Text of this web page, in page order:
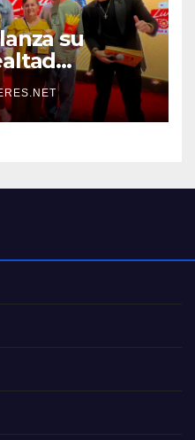
su
reconoce a
más